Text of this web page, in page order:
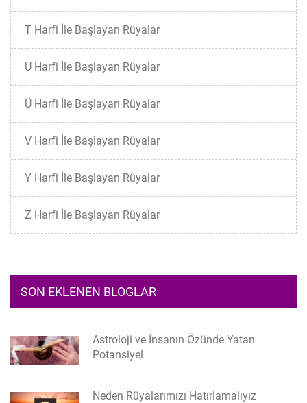
T Harfi İle Başlayan Rüyalar
U Harfi İle Başlayan Rüyalar
Ü Harfi İle Başlayan Rüyalar
V Harfi İle Başlayan Rüyalar
Y Harfi İle Başlayan Rüyalar
Z Harfi İle Başlayan Rüyalar
SON EKLENEN BLOGLAR
Astroloji ve İnsanın Özünde Yatan
Potansiyel
Neden Rüyalarımızı Hatırlamalıyız